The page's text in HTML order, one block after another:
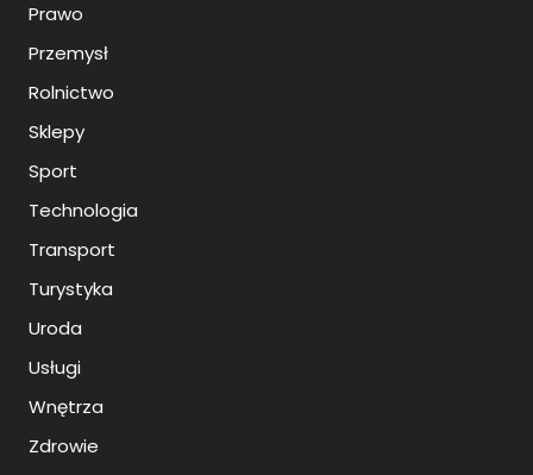
Prawo
Przemysł
Rolnictwo
Sklepy
Sport
Technologia
Transport
Turystyka
Uroda
Usługi
Wnętrza
Zdrowie